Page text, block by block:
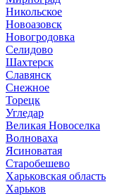
Никольское
Новоазовск
Новогродовка
Селидово
Шахтерск
Славянск
Снежное
Торецк
Угледар
Великая Новоселка
Волноваха
Ясиноватая
Старобешево
Харьковская область
Харьков